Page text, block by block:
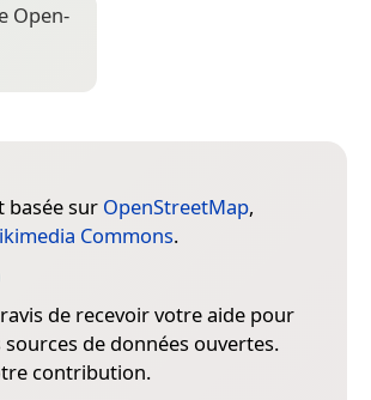
Open­
basée sur OpenStreetMap,
Commons.
de recevoir votre aide pour
de données ouvertes.
contribution.